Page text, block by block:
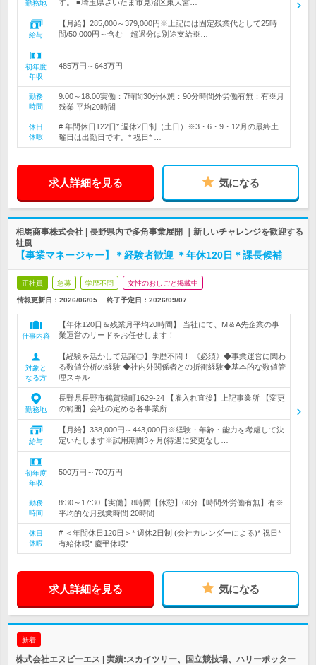
勤務地 す。 ■埼玉県さいたま市見沼区東大宮…
給与
【月給】285,000～379,000円※上記には固定残業代として25時
間/50,000円～含む 超過分は別途支給※…
初年度
年収
485万円～643万円
勤務
時間
9:00～18:00実働：7時間30分休憩：90分時間外労働有無：有※月
残業 平均20時間
休日
休暇
# 年間休日122日* 週休2日制（土日）※3・6・9・12月の最終土
曜日は出勤日です。* 祝日* …
求人詳細を見る 気になる
相馬商事株式会社 | 長野県内で多角事業展開 ｜新しいチャレンジを歓迎する
社風
【事業マネージャー】＊経験者歓迎 ＊年休120日＊課長候補
正社員 急募 学歴不問 女性のおしごと掲載中
情報更新日：2026/06/05 終了予定日： 2026/09/07
仕事内容
【年休120日＆残業月平均20時間】 当社にて、M＆A先企業の事
業運営のリードをお任せします！
対象と
なる方
【経験を活かして活躍◎】学歴不問！ 《必須》◆事業運営に関わ
る数値分析の経験 ◆社内外関係者との折衝経験◆基本的な数値管
理スキル
勤務地
長野県長野市鶴賀緑町1629-24 【雇入れ直後】上記事業所 【変更
の範囲】会社の定める各事業所
給与
【月給】338,000円～443,000円※経験・年齢・能力を考慮して決
定いたします※試用期間3ヶ月(待遇に変更なし…
初年度
年収
500万円～700万円
勤務
時間
8:30～17:30【実働】8時間【休憩】60分【時間外労働有無】有※
平均的な月残業時間 20時間
休日
休暇
# ＜年間休日120日＞* 週休2日制 (会社カレンダーによる)* 祝日*
有給休暇* 慶弔休暇* …
求人詳細を見る 気になる
新着
株式会社エヌビーエス | 実績:スカイツリー、国立競技場、ハリーポッター